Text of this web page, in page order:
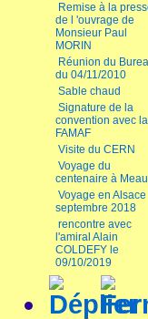
Remise à la
de l 'ouvrage de
Monsieur Paul
MORIN
Réunion du
du 04/11/2010
Sable chaud
Signature de la
convention avec la
FAMAF
Visite du CERN
Voyage du
centenaire à
Voyage en Alsace
septembre 2018
rencontre avec
l'amiral Alain
COLDEFY le
09/10/2019